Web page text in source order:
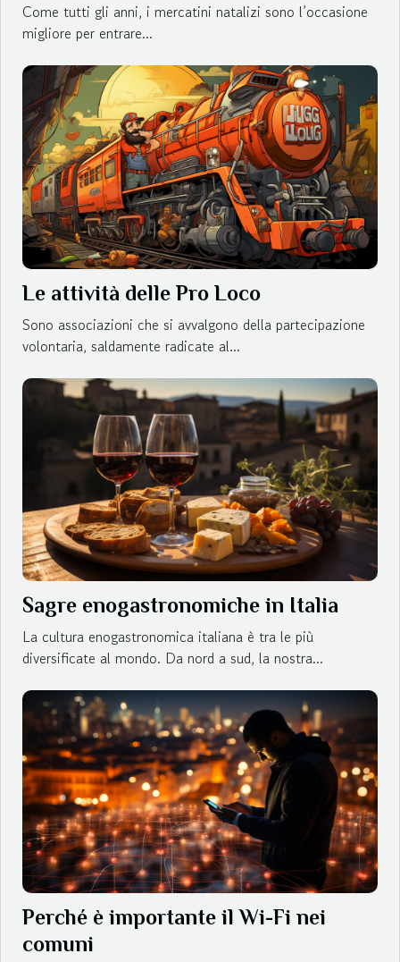
Come tutti gli anni, i mercatini natalizi sono l’occasione
migliore per entrare...
Le attività delle Pro Loco
Sono associazioni che si avvalgono della partecipazione
volontaria, saldamente radicate al...
Sagre enogastronomiche in Italia
La cultura enogastronomica italiana è tra le più
diversificate al mondo. Da nord a sud, la nostra...
Perché è importante il Wi-Fi nei
comuni